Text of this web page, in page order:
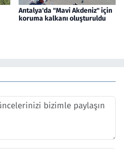
Antalya'da "Mavi Akdeniz" için
koruma kalkanı oluşturuldu